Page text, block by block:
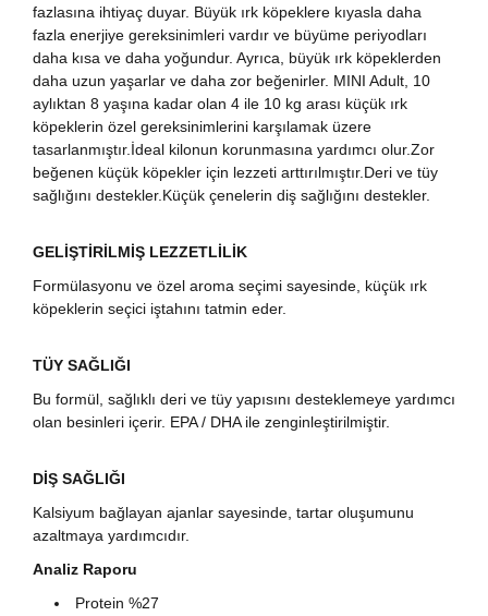
fazlasına ihtiyaç duyar. Büyük ırk köpeklere kıyasla daha
fazla enerjiye gereksinimleri vardır ve büyüme periyodları
daha kısa ve daha yoğundur. Ayrıca, büyük ırk köpeklerden
daha uzun yaşarlar ve daha zor beğenirler. MINI Adult, 10
aylıktan 8 yaşına kadar olan 4 ile 10 kg arası küçük ırk
köpeklerin özel gereksinimlerini karşılamak üzere
tasarlanmıştır.İdeal kilonun korunmasına yardımcı olur.Zor
beğenen küçük köpekler için lezzeti arttırılmıştır.Deri ve tüy
sağlığını destekler.Küçük çenelerin diş sağlığını destekler.
GELİŞTİRİLMİŞ LEZZETLİLİK
Formülasyonu ve özel aroma seçimi sayesinde, küçük ırk
köpeklerin seçici iştahını tatmin eder.
TÜY SAĞLIĞI
Bu formül, sağlıklı deri ve tüy yapısını desteklemeye yardımcı
olan besinleri içerir. EPA / DHA ile zenginleştirilmiştir.
DİŞ SAĞLIĞI
Kalsiyum bağlayan ajanlar sayesinde, tartar oluşumunu
azaltmaya yardımcıdır.
Analiz Raporu
Protein %27